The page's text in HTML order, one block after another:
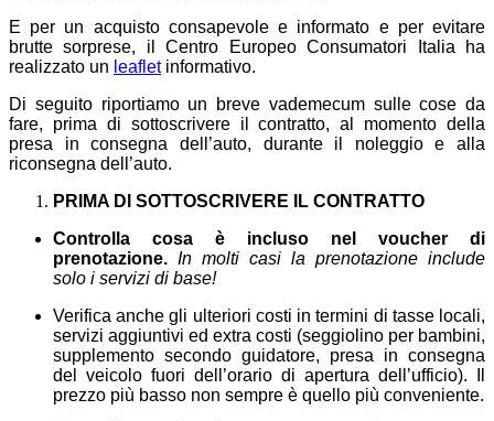
E per un acquisto consapevole e informato e per evitare
brutte sorprese, il Centro Europeo Consumatori Italia ha
realizzato un leafletinformativo.
Di seguito riportiamo un breve vademecum sulle cose da
fare, prima di sottoscrivere il contratto, al momento della
presa in consegna dell’auto, durante il noleggio e alla
riconsegna dell’auto.
PRIMA DI SOTTOSCRIVERE IL CONTRATTO
Controlla cosa è incluso nel voucher di
prenotazione. In molti casi la prenotazione include
solo i servizi di base!
Verifica anche gli ulteriori costi in termini di tasse locali,
servizi aggiuntivi ed extra costi (seggiolino per bambini,
supplemento secondo guidatore, presa in consegna
del veicolo fuori dell’orario di apertura dell’ufficio). Il
prezzo più basso non sempre è quello più conveniente.